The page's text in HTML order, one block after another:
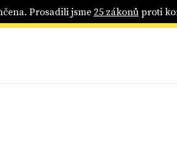
Prosadili jsme25 zákonůproti